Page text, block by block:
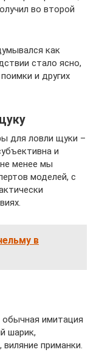
во второй
как
стало ясно,
и других
для ловли щуки –
и
менее мы
моделей, с
в
имитация
шарик,
приманки.